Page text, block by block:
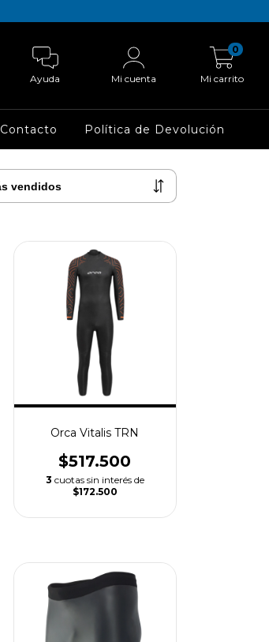
Ayuda Mi cuenta Mi carrito
0
Contacto Política de Devolución
Orca Vitalis TRN
$517.500
3 cuotas sin interés de
$172.500